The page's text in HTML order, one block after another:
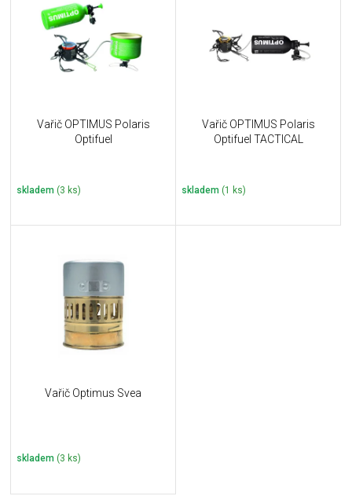
Vařič OPTIMUS Polaris
Optifuel
skladem (3 ks)
Vařič OPTIMUS Polaris
Optifuel TACTICAL
skladem (1 ks)
Vařič Optimus Svea
skladem (3 ks)